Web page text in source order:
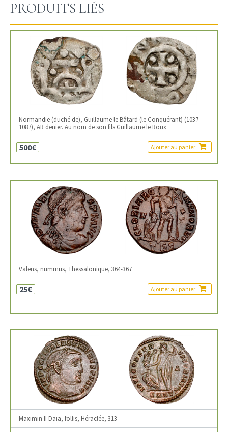
PRODUITS LIÉS
Normandie (duché de), Guillaume le Bâtard (le Conquérant) (1037-
1087), AR denier. Au nom de son fils Guillaume le Roux
500€ Ajouter au panier
Valens, nummus, Thessalonique, 364-367
25€ Ajouter au panier
Maximin II Daia, follis, Héraclée, 313